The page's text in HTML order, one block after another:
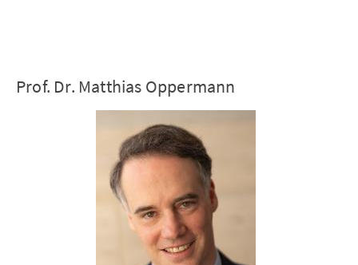
Prof. Dr. Matthias Oppermann